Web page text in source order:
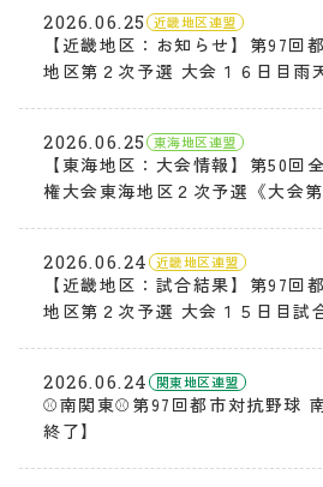
2026.06.25 近畿地区連盟
【近畿地区：お知らせ】第97回
地区第２次予選 大会１６日目雨
2026.06.25 東海地区連盟
【東海地区：大会情報】第50回
権大会東海地区２次予選《大会
2026.06.24 近畿地区連盟
【近畿地区：試合結果】第97回
地区第２次予選 大会１５日目試
2026.06.24 関東地区連盟
⚾️南関東⚾️第97回都市対抗野球
終了】